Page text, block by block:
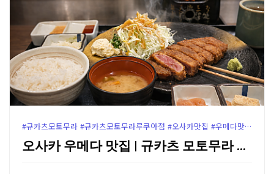
#규카츠모토무라 #규카츠모토무라루쿠아점 #오사카맛집 #우메다맛집 #루쿠아몰맛집 #오사카규카츠 #우메다규카츠 #오사카여행코스 #우메다루쿠아몰 #오사카맛집추천 #루쿠아10층맛집
오사카 우메다 맛집 | 규카츠 모토무라 루쿠아점 - 화…